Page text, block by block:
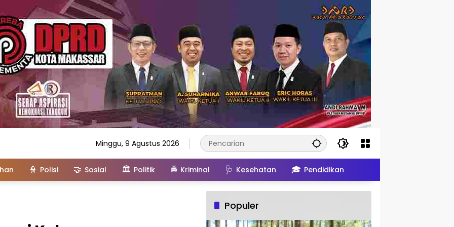
Minggu, 9 Agustus 2026
👮 Polisi 🤝 Sosial 🏛️ Politik 🚔 Kriminal 🩺 Kesehatan 🎓 Pendidikan
Populer